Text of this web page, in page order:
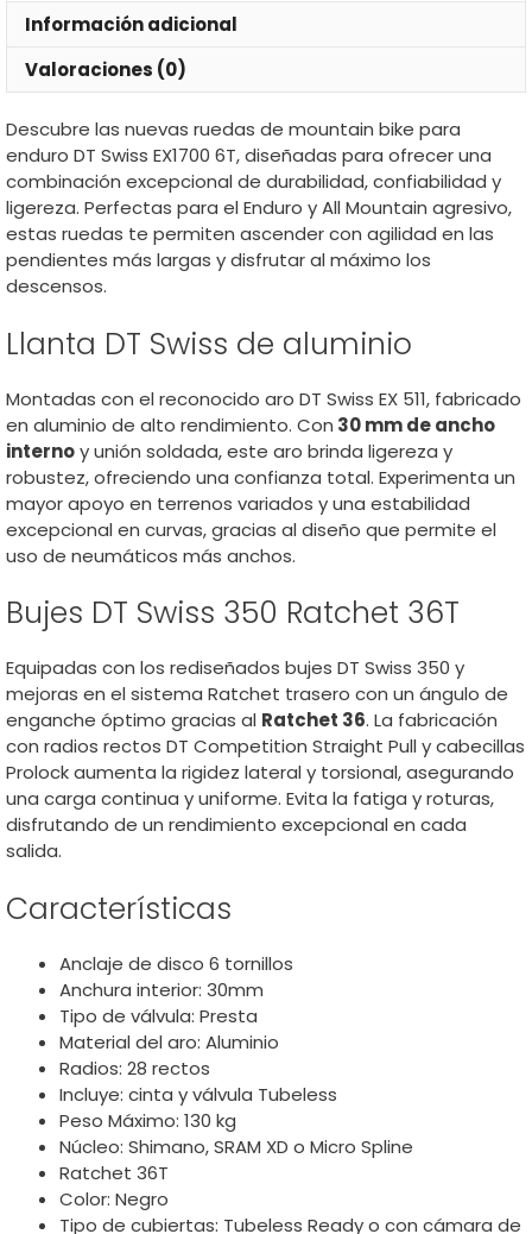
Información adicional
Valoraciones (0)
Descubre las nuevas ruedas de mountain bike para
enduro DT Swiss EX1700 6T, diseñadas para ofrecer una
combinación excepcional de durabilidad, confiabilidad y
ligereza. Perfectas para el Enduro y All Mountain agresivo,
estas ruedas te permiten ascender con agilidad en las
pendientes más largas y disfrutar al máximo los
descensos.
Llanta DT Swiss de aluminio
Montadas con el reconocido aro DT Swiss EX 511, fabricado
en aluminio de alto rendimiento. Con 30 mm de ancho
internoy unión soldada, este aro brinda ligereza y
robustez, ofreciendo una confianza total. Experimenta un
mayor apoyo en terrenos variados y una estabilidad
excepcional en curvas, gracias al diseño que permite el
uso de neumáticos más anchos.
Bujes DT Swiss 350 Ratchet 36T
Equipadas con los rediseñados bujes DT Swiss 350 y
mejoras en el sistema Ratchet trasero con un ángulo de
enganche óptimo gracias al Ratchet 36. La fabricación
con radios rectos DT Competition Straight Pull y cabecillas
Prolock aumenta la rigidez lateral y torsional, asegurando
una carga continua y uniforme. Evita la fatiga y roturas,
disfrutando de un rendimiento excepcional en cada
salida.
Características
Anclaje de disco 6 tornillos
Anchura interior: 30mm
Tipo de válvula: Presta
Material del aro: Aluminio
Radios: 28 rectos
Incluye: cinta y válvula Tubeless
Peso Máximo: 130 kg
Núcleo: Shimano, SRAM XD o Micro Spline
Ratchet 36T
Color: Negro
Tipo de cubiertas: Tubeless Ready o con cámara de